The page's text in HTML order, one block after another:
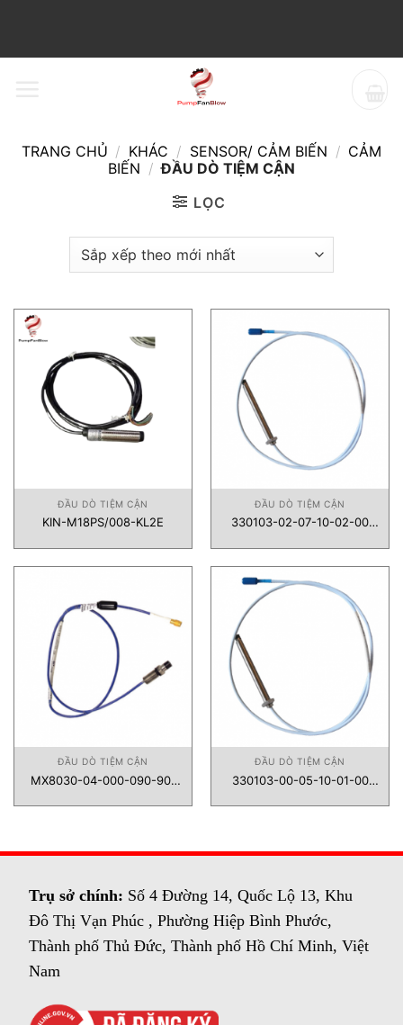
nội
TRANG CHỦ / KHÁC / SENSOR/ CẢM BIẾN / CẢM
BIẾN / ĐẦU DÒ TIỆM CẬN
LỌC
ĐẦU DÒ TIỆM CẬN
KIN-M18PS/008-KL2E
ĐẦU DÒ TIỆM CẬN
330103-02-07-10-02-00
Nevada
ĐẦU DÒ TIỆM CẬN
MX8030-04-000-090-90-
ĐẦU DÒ TIỆM CẬN
330103-00-05-10-01-00
Nevada
Trụ sở chính: Số 4 Đường 14, Quốc Lộ 13, Khu
Đô Thị Vạn Phúc , Phường Hiệp Bình Phước,
Thành phố Thủ Đức, Thành phố Hồ Chí Minh, Việt
Nam